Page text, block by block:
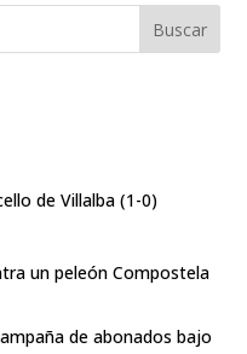
Buscar
de Villalba (1-0)
un peleón Compostela
de abonados bajo